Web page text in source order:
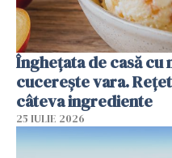
Înghețata de casă
cucerește vara.
câteva ingrediente
25 IULIE 2026